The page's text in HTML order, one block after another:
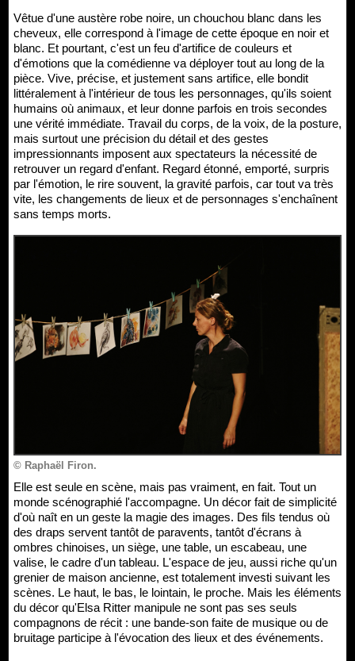
Vêtue d'une austère robe noire, un chouchou blanc dans les
cheveux, elle correspond à l'image de cette époque en noir et
blanc. Et pourtant, c'est un feu d'artifice de couleurs et
d'émotions que la comédienne va déployer tout au long de la
pièce. Vive, précise, et justement sans artifice, elle bondit
littéralement à l'intérieur de tous les personnages, qu'ils soient
humains où animaux, et leur donne parfois en trois secondes
une vérité immédiate. Travail du corps, de la voix, de la posture,
mais surtout une précision du détail et des gestes
impressionnants imposent aux spectateurs la nécessité de
retrouver un regard d'enfant. Regard étonné, emporté, surpris
par l'émotion, le rire souvent, la gravité parfois, car tout va très
vite, les changements de lieux et de personnages s'enchaînent
sans temps morts.
© Raphaël Firon.
Elle est seule en scène, mais pas vraiment, en fait. Tout un
monde scénographié l'accompagne. Un décor fait de simplicité
d'où naît en un geste la magie des images. Des fils tendus où
des draps servent tantôt de paravents, tantôt d'écrans à
ombres chinoises, un siège, une table, un escabeau, une
valise, le cadre d'un tableau. L'espace de jeu, aussi riche qu'un
grenier de maison ancienne, est totalement investi suivant les
scènes. Le haut, le bas, le lointain, le proche. Mais les éléments
du décor qu'Elsa Ritter manipule ne sont pas ses seuls
compagnons de récit : une bande-son faite de musique ou de
bruitage participe à l'évocation des lieux et des événements.